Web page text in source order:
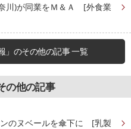
川)が同業をＭ＆Ａ [外食業
」のその他の記事 一覧
の他の記事
のヌベールを傘下に [乳製